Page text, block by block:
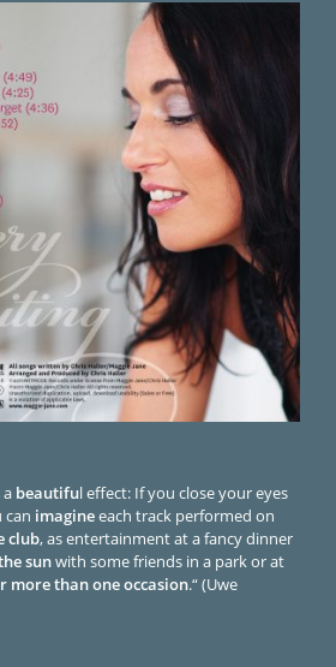
beautiful effect: If you close your eyes
can imagineeach track performed on
club, as entertainment at a fancy dinner
sunwith some friends in a park or at
more than one occasion.“ (Uwe